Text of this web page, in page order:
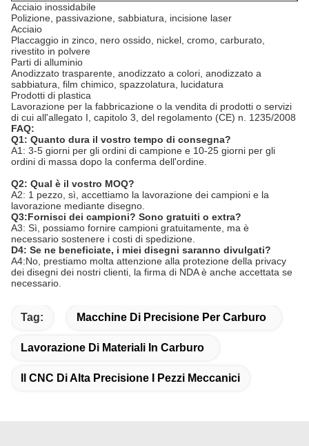
Acciaio inossidabile
Polizione, passivazione, sabbiatura, incisione laser
Acciaio
Placcaggio in zinco, nero ossido, nickel, cromo, carburato,
rivestito in polvere
Parti di alluminio
Anodizzato trasparente, anodizzato a colori, anodizzato a
sabbiatura, film chimico, spazzolatura, lucidatura
Prodotti di plastica
Lavorazione per la fabbricazione o la vendita di prodotti o servizi
di cui all'allegato I, capitolo 3, del regolamento (CE) n. 1235/2008
FAQ:
Q1: Quanto dura il vostro tempo di consegna?
A1: 3-5 giorni per gli ordini di campione e 10-25 giorni per gli
ordini di massa dopo la conferma dell'ordine.
Q2: Qual è il vostro MOQ?
A2: 1 pezzo, sì, accettiamo la lavorazione dei campioni e la
lavorazione mediante disegno.
Q3:Fornisci dei campioni? Sono gratuiti o extra?
A3: Sì, possiamo fornire campioni gratuitamente, ma è
necessario sostenere i costi di spedizione.
D4: Se ne beneficiate, i miei disegni saranno divulgati?
A4:No, prestiamo molta attenzione alla protezione della privacy
dei disegni dei nostri clienti, la firma di NDA è anche accettata se
necessario.
Tag: Macchine Di Precisione Per Carburo
Lavorazione Di Materiali In Carburo
Il CNC Di Alta Precisione I Pezzi Meccanici